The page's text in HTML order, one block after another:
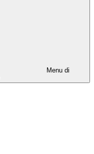
Menu di